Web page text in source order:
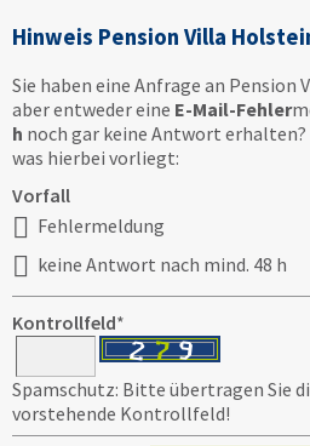
Hinweis Pension Villa
Sie haben eine Anfrage an
aber entweder eine E-Mail-Fehler
h noch gar keine Antwort
was hierbei vorliegt:
Vorfall
Fehlermeldung
keine Antwort nach mind. 48 h
Kontrollfeld*
Spamschutz: Bitte übertragen Sie
vorstehende Kontrollfeld!